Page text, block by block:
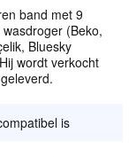
band met 9
(Beko,
Bluesky
wordt verkocht
is